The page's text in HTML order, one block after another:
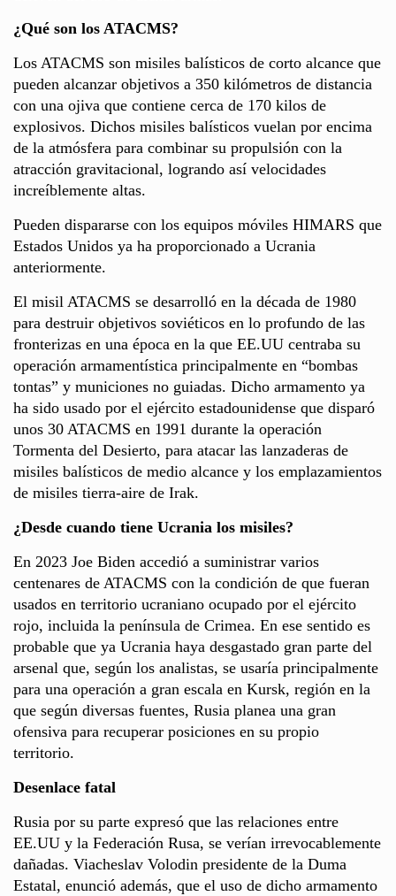
¿Qué son los ATACMS?
Los ATACMS son misiles balísticos de corto alcance que
pueden alcanzar objetivos a 350 kilómetros de distancia
con una ojiva que contiene cerca de 170 kilos de
explosivos. Dichos misiles balísticos vuelan por encima
de la atmósfera para combinar su propulsión con la
atracción gravitacional, logrando así velocidades
increíblemente altas.
Pueden dispararse con los equipos móviles HIMARS que
Estados Unidos ya ha proporcionado a Ucrania
anteriormente.
El misil ATACMS se desarrolló en la década de 1980
para destruir objetivos soviéticos en lo profundo de las
fronterizas en una época en la que EE.UU centraba su
operación armamentística principalmente en “bombas
tontas” y municiones no guiadas. Dicho armamento ya
ha sido usado por el ejército estadounidense que disparó
unos 30 ATACMS en 1991 durante la operación
Tormenta del Desierto, para atacar las lanzaderas de
misiles balísticos de medio alcance y los emplazamientos
de misiles tierra-aire de Irak.
¿Desde cuando tiene Ucrania los misiles?
En 2023 Joe Biden accedió a suministrar varios
centenares de ATACMS con la condición de que fueran
usados en territorio ucraniano ocupado por el ejército
rojo, incluida la península de Crimea. En ese sentido es
probable que ya Ucrania haya desgastado gran parte del
arsenal que, según los analistas, se usaría principalmente
para una operación a gran escala en Kursk, región en la
que según diversas fuentes, Rusia planea una gran
ofensiva para recuperar posiciones en su propio
territorio.
Desenlace fatal
Rusia por su parte expresó que las relaciones entre
EE.UU y la Federación Rusa, se verían irrevocablemente
dañadas. Viacheslav Volodin presidente de la Duma
Estatal, enunció además, que el uso de dicho armamento